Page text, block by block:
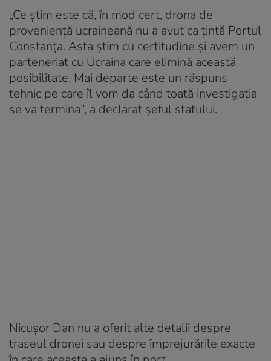
„Ce ştim este că, în mod cert, drona de
provenienţă ucraineană nu a avut ca ţintă Portul
Constanţa. Asta ştim cu certitudine şi avem un
parteneriat cu Ucraina care elimină această
posibilitate. Mai departe este un răspuns
tehnic pe care îl vom da când toată investigaţia
se va termina”, a declarat șeful statului.
Nicușor Dan nu a oferit alte detalii despre
traseul dronei sau despre împrejurările exacte